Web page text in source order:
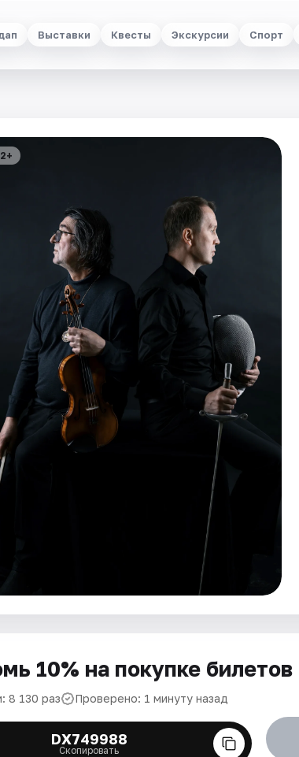
Выставки Квесты Экскурсии Спорт
10% на покупке билетов
8 130 раз Проверено: 1 минуту назад
DX749988
Скопировать